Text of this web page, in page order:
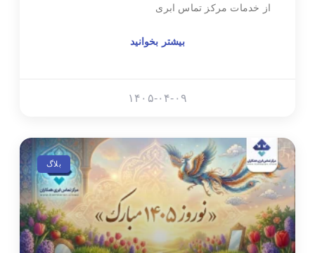
از خدمات مرکز تماس ابری
بیشتر بخوانید
۱۴۰۵-۰۴-۰۹
بلاگ